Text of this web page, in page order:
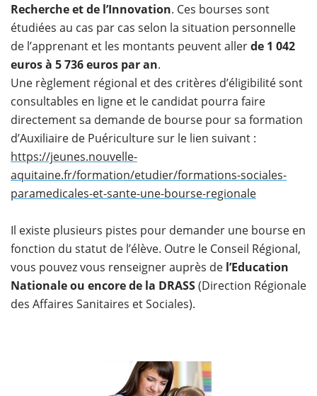
Recherche et de l’Innovation. Ces bourses sont
étudiées au cas par cas selon la situation personnelle
de l’apprenant et les montants peuvent allerde 1 042
euros à 5 736 euros par an.
Une règlement régional et des critères d’éligibilité sont
consultables en ligne et le candidat pourra faire
directement sa demande de bourse pour sa formation
d’Auxiliaire de Puériculture sur le lien suivant :
https://jeunes.nouvelle-
aquitaine.fr/formation/etudier/formations-sociales-
paramedicales-et-sante-une-bourse-regionale
Il existe plusieurs pistes pour demander une bourse en
fonction du statut de l’élève. Outre le Conseil Régional,
vous pouvez vous renseigner auprès de l’Education
Nationale ou encore de la DRASS(Direction Régionale
des Affaires Sanitaires et Sociales).